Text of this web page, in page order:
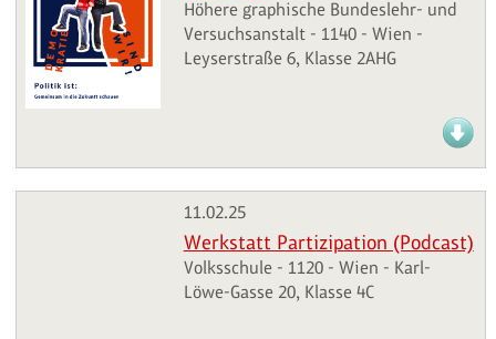
Höhere graphische Bundeslehr- und
Versuchsanstalt - 1140 - Wien -
Leyserstraße 6, Klasse 2AHG
11.02.25
Werkstatt Partizipation (Podcast)
Volksschule - 1120 - Wien - Karl-
Löwe-Gasse 20, Klasse 4C